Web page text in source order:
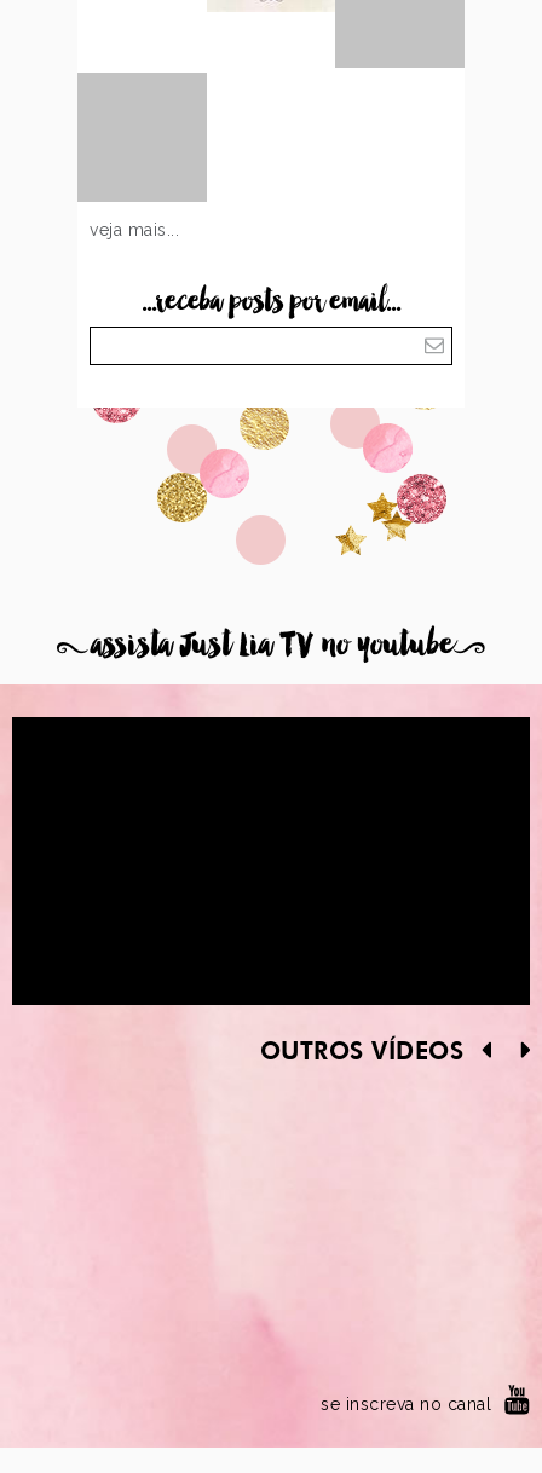
veja mais...
...receba posts por email...
8assista Just Lia TV no youtube9
OUTROS VÍDEOS
se inscreva no canal